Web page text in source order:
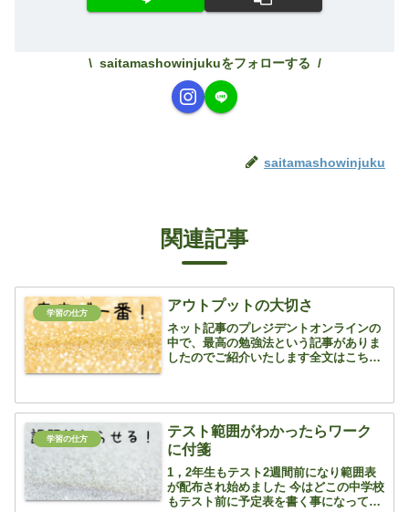
saitamashowinjukuをフォローする
saitamashowinjuku
関連記事
学習の仕方 アウトプットの大切さ
ネット記事のプレジデントオンラインの
中で、最高の勉強法という記事がありま
したのでご紹介いたします全文はこちら
門医の安川康介さんは、「学習に関する
数多くの研究から、思い出...
学習の仕方
テスト範囲がわかったらワーク
に付箋
1，2年生もテスト2週間前になり範囲表
が配布され始めました 今はどこの中学校
もテスト前に予定表を書く事になってい